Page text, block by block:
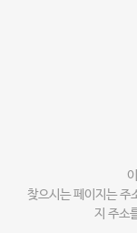
찾으시는 페이지는 주
지 주소